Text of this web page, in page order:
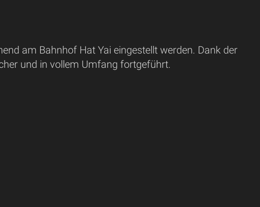
am Bahnhof Hat Yai eingestellt werden. Dank der
und in vollem Umfang fortgeführt.